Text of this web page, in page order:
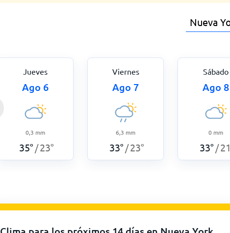
Jueves
Ago 6
0,3 mm
35° /23°
Viernes
Ago 7
6,3 mm
33° /23°
Sábado
Ago 8
0 mm
33° /21